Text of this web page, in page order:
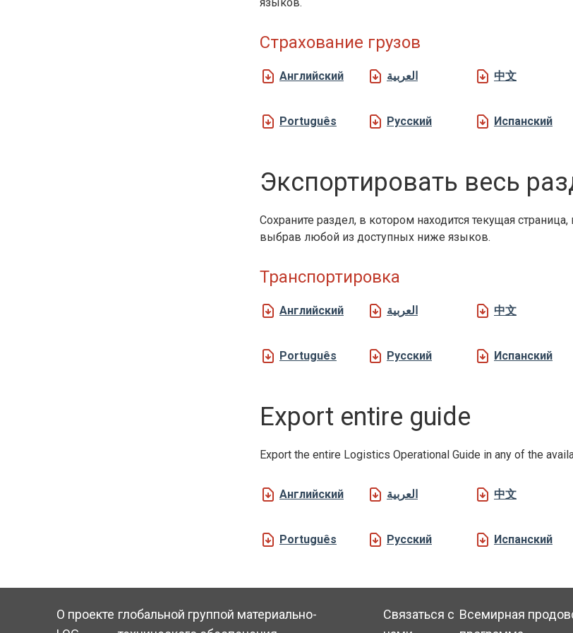
Страхование грузов
Английский العربية 中文
Português Русский Испанский
Экспортировать весь
Сохраните раздел, в котором находится текущая
выбрав любой из доступных ниже языков.
Транспортировка
Английский العربية 中文
Português Русский Испанский
Export entire guide
Export the entire Logistics Operational Guide in any of the
Английский العربية 中文
Português Русский Испанский
О проекте глобальной группой материально-
Связаться с Всемирная